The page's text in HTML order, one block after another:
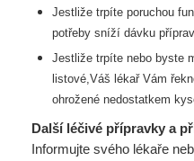
Jestliže trpíte poruchou
potřeby sníží dávku
Jestliže trpíte nebo byste
listové,Váš lékař Vám
ohrožené nedostatkem
Další léčivé přípravky a
Informujte svého lékaře